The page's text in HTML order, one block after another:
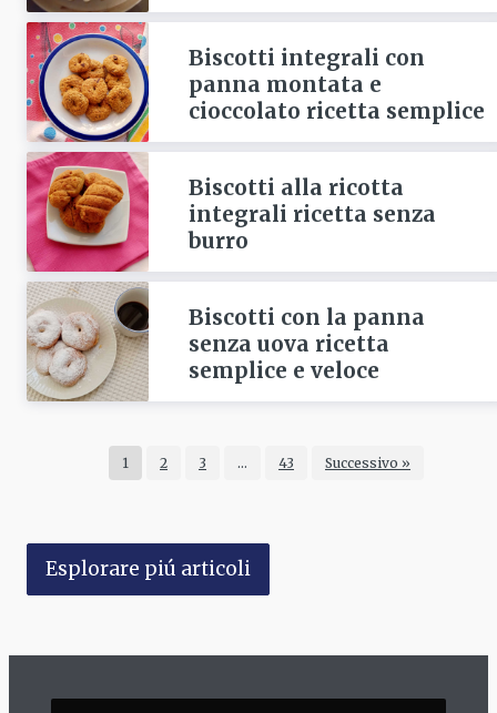
Biscotti integrali con
panna montata e
cioccolato ricetta semplice
Biscotti alla ricotta
integrali ricetta senza
burro
Biscotti con la panna
senza uova ricetta
semplice e veloce
1 2 3 … 43 Successivo »
Esplorare piú articoli